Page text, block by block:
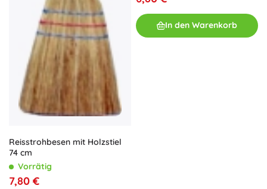
Reisstrohbesen mit Holzstiel
74 cm
Vorrätig
7,80 €
In den Warenkorb